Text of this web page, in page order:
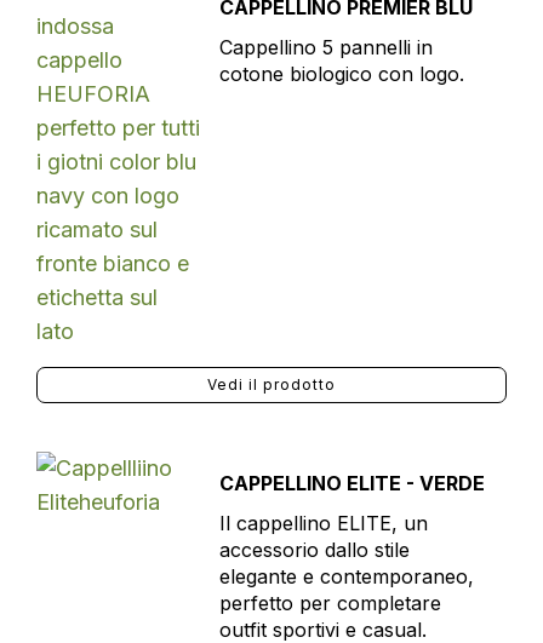
CAPPELLINO PREMIER BLU
Cappellino 5 pannelli in
cotone biologico con logo.
Vedi il prodotto
CAPPELLINO ELITE - VERDE
Il cappellino ELITE, un
accessorio dallo stile
elegante e contemporaneo,
perfetto per completare
outfit sportivi e casual.